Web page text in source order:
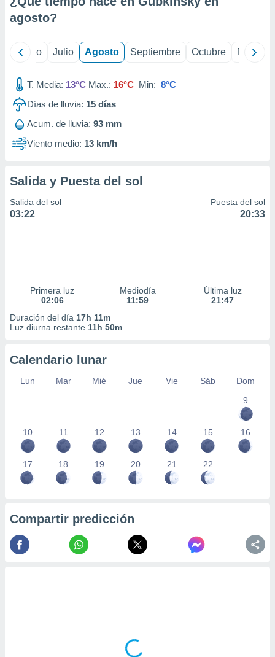
e
publicidad
publicidad
de
agosto?
Junio Julio Agosto Septiembre Octubre
T. Media: 13°C Max.: 16°C Min: 8°C
Días de lluvia: 15 días
Acum. de lluvia: 93 mm
Viento medio: 13 km/h
Salida y Puesta del sol
Salida del sol
03:22
Puesta del sol
20:33
Primera luz
02:06
Mediodía
11:59
Última luz
21:47
Duración del día 17h 11m
Luz diurna restante 11h 50m
Calendario lunar
Lun Mar Mié Jue Vie Sáb
Dom
9
10 11 12 13 14 15 16
17 18 19 20 21 22
Compartir predicción